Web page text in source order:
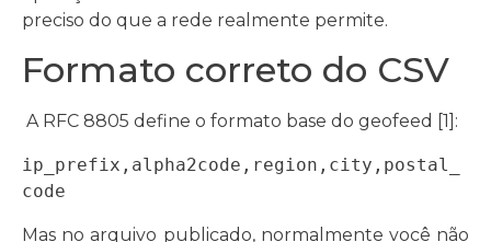
preciso do que a rede realmente permite.
Formato correto do CSV
A RFC 8805 define o formato base do geofeed [1]:
ip_prefix,alpha2code,region,city,postal_
code
Mas no arquivo publicado, normalmente você não